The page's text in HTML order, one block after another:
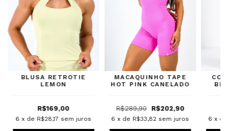
BLUSA RETROTIE
LEMON
R$169,00
6 x de R$28,17 sem juros
MACAQUINHO TAPE
HOT PINK CANELADO
R$289,90 R$202,90
6 x de R$33,82 sem juros 6 x